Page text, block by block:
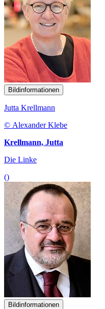
Bildinformationen
Jutta Krellmann
© Alexander Klebe
Krellmann, Jutta
Die Linke
()
Bildinformationen